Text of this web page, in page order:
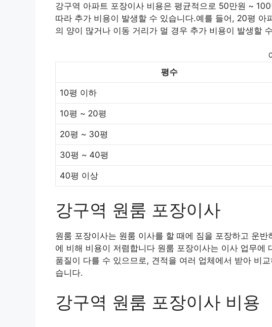
강구역 아파트 포장이사 비용은 평균적으로 50만원 ~
따라 추가 비용이 발생할 수 있습니다.예를 들어, 20평
의 양이 많거나 이동 거리가 멀 경우 추가 비용이 발생할
평수
10평 이하
10평 ~ 20평
20평 ~ 30평
30평 ~ 40평
40평 이상
강구역 원룸 포장이사
원룸 포장이사는 원룸 이사를 할 때에 짐을 포장하고 운
에 비해 비용이 저렴합니다 원룸 포장이사는 이사 업무
품질이 다를 수 있으므로, 견적을 여러 업체에서 받아 비
습니다.
강구역 원룸 포장이사 비용